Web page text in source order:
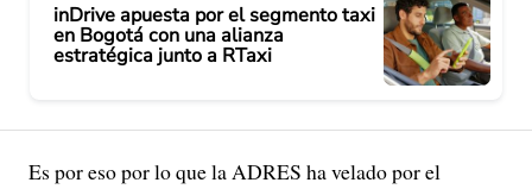
inDrive apuesta por el segmento taxi
en Bogotá con una alianza
estratégica junto a RTaxi
Es por eso por lo que la ADRES ha velado por el